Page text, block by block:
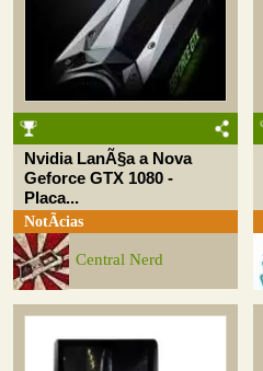
Nvidia LanÃ§a a Nova
Geforce GTX 1080 -
Placa...
NotÃ­cias
Central Nerd